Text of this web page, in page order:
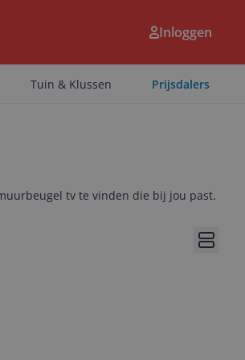
Inloggen
Tuin & Klussen Prijsdalers
tv te vinden die bij jou past.